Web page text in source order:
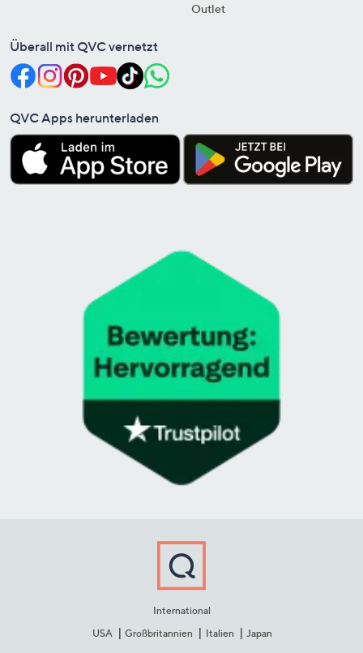
Outlet
Überall mit QVC vernetzt
QVC Apps herunterladen
International
USA
Großbritannien Italien Japan